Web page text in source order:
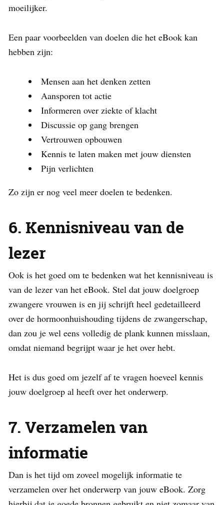
moeilijker.
Een paar voorbeelden van doelen die het eBook kan
hebben zijn:
Mensen aan het denken zetten
Aansporen tot actie
Informeren over ziekte of klacht
Discussie op gang brengen
Vertrouwen opbouwen
Kennis te laten maken met jouw diensten
Pijn verlichten
Zo zijn er nog veel meer doelen te bedenken.
6. Kennisniveau van de
lezer
Ook is het goed om te bedenken wat het kennisniveau is
van de lezer van het eBook. Stel dat jouw doelgroep
zwangere vrouwen is en jij schrijft heel gedetailleerd
over de hormoonhuishouding tijdens de zwangerschap,
dan zou je wel eens volledig de plank kunnen misslaan,
omdat niemand begrijpt waar je het over hebt.
Het is dus goed om jezelf af te vragen hoeveel kennis
jouw doelgroep al heeft over het onderwerp.
7. Verzamelen van
informatie
Dan is het tijd om zoveel mogelijk informatie te
verzamelen over het onderwerp van jouw eBook. Zorg